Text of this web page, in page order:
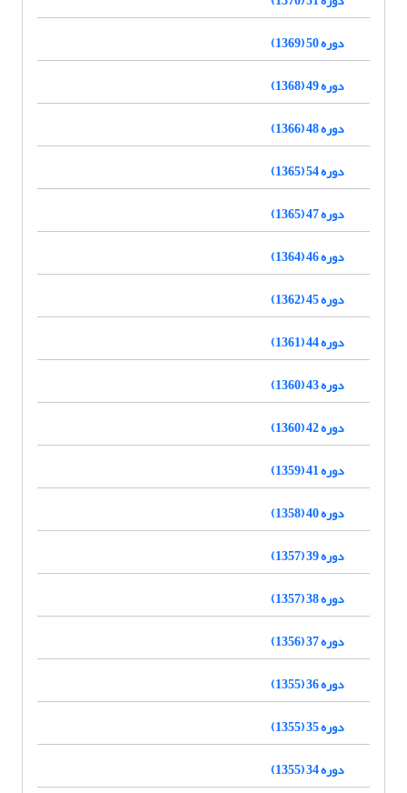
دوره 50 (1369)
دوره 49 (1368)
دوره 48 (1366)
دوره 54 (1365)
دوره 47 (1365)
دوره 46 (1364)
دوره 45 (1362)
دوره 44 (1361)
دوره 43 (1360)
دوره 42 (1360)
دوره 41 (1359)
دوره 40 (1358)
دوره 39 (1357)
دوره 38 (1357)
دوره 37 (1356)
دوره 36 (1355)
دوره 35 (1355)
دوره 34 (1355)